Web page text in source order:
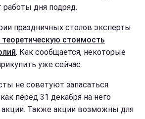
дня подряд.
праздничных столов эксперты
теоретическую стоимость
. Как сообщается, некоторые
уже сейчас.
не советуют запасаться
перед 31 декабря на него
Также акции возможны для